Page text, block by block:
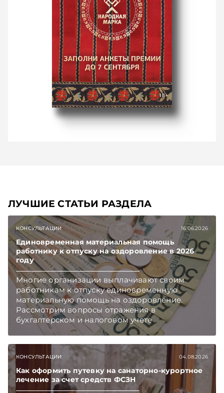
ЛУЧШИЕ СТАТЬИ РАЗДЕЛА
КОНСУЛЬТАЦИИ 16.06.2026
Единовременная материальная помощь
работнику к отпуску на оздоровление в 2026
году
Многие организации выплачивают своим
работникам к отпуску единовременную
материальную помощь на оздоровление.
Рассмотрим вопросы отражения в
бухгалтерском и налоговом учете
хозяйственных операций по начислению и
Подписывайтесь на Telegram‑канал и Viber.
Главное об экономике Беларуси — раньше,
чем в новостях TelegramViber
КОНСУЛЬТАЦИИ 04.08.2026
Как оформить путевку на санаторно-курортное
лечение за счет средств ФСЗН